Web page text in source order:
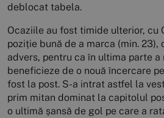
deblocat tabela.
Ocaziile au fost timide ulterior, cu
poziție bună de a marca (min.
advers, pentru ca în ultima parte a
beneficieze de o nouă încercare
fost la post. S-a intrat astfel la
prim mitan dominat la capitolul
o ultimă șansă de gol pe care a